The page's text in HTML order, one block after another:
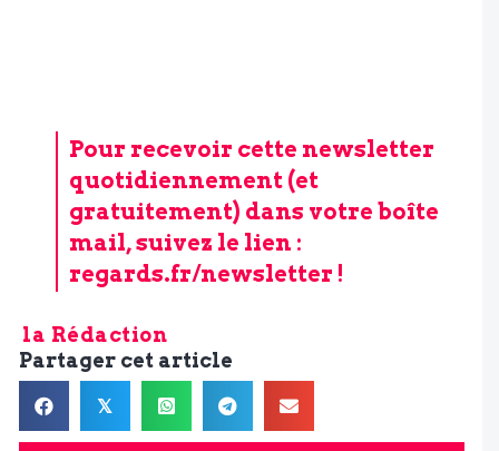
Pour recevoir cette newsletter
quotidiennement (et
gratuitement) dans votre boîte
mail, suivez le lien :
regards.fr/newsletter !
la Rédaction
Partager cet article
𝕏